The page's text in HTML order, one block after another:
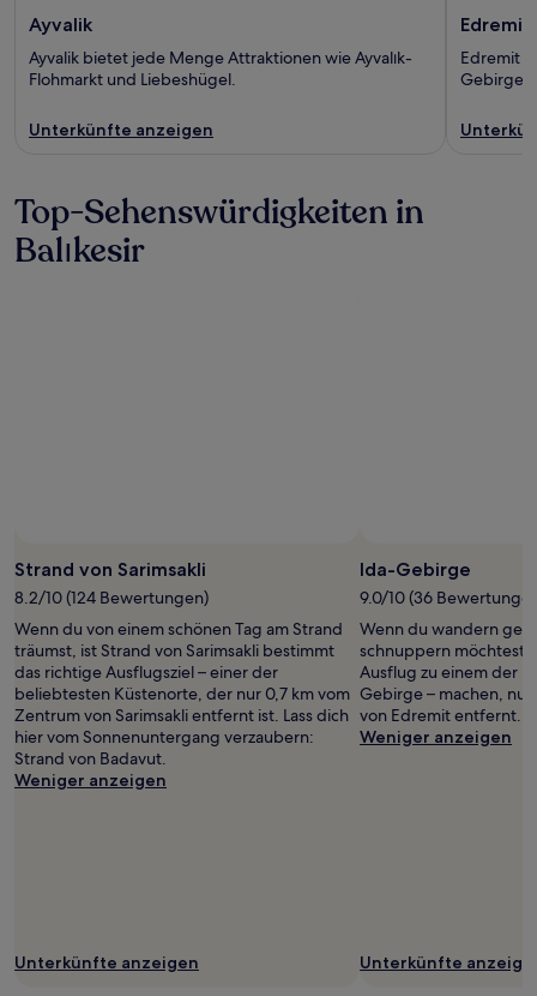
Ayvalik
Ayvalik bietet jede Menge Attraktionen wie Ayvalık-
Flohmarkt und Liebeshügel.
Unterkünfte anzeigen
Edremit
Edremit
Gebirge
Top-Sehenswürdigkeiten in
Balıkesir
Strand von Sarimsakli
8.2/10 (124 Bewertungen)
Wenn du von einem schönen Tag am Strand
träumst, ist Strand von Sarimsakli bestimmt
das richtige Ausflugsziel – einer der
beliebtesten Küstenorte, der nur 0,7 km vom
Zentrum von Sarimsakli entfernt ist. Lass dich
hier vom Sonnenuntergang verzaubern:
Strand von Badavut.
Weniger anzeigen
Unterkünfte anzeigen
Ida-Gebirge
9.0/10 (36
Wenn du wandern
schnuppern möchtest,
Ausflug zu einem der
Gebirge – machen,
von Edremit entfernt.
Weniger anzeigen
Unterkünfte